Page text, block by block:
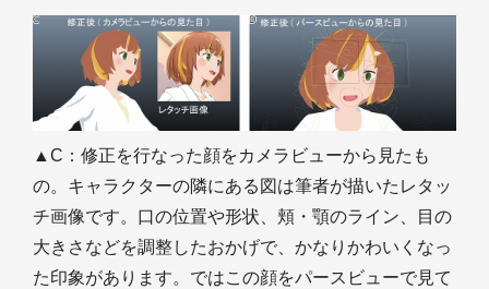
▲C：修正を行なった顔をカメラビューから見たも
の。キャラクターの隣にある図は筆者が描いたレタッ
チ画像です。口の位置や形状、頬・顎のライン、目の
大きさなどを調整したおかげで、かなりかわいくなっ
た印象があります。ではこの顔をパースビューで見て